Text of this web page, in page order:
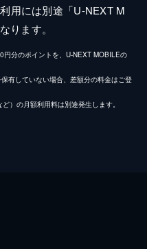
用には別途「U-NEXT M
ります。
分のポイントを、U-NEXT MOBILEの
有していない場合、差額分の料金はご登
）の月額利用料は別途発生します。